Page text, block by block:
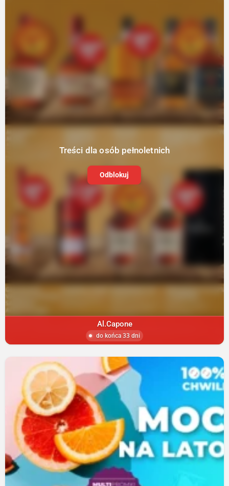
Treści dla osób pełnoletnich
Odblokuj
Al.Capone
do końca 33 dni